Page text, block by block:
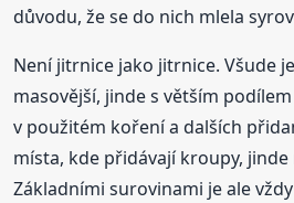
důvodu, že se do nich mlela
Není jitrnice jako jitrnice. Všude
masovější, jinde s větším
v použitém koření a dalších
místa, kde přidávají kroupy, jinde
Základními surovinami je ale